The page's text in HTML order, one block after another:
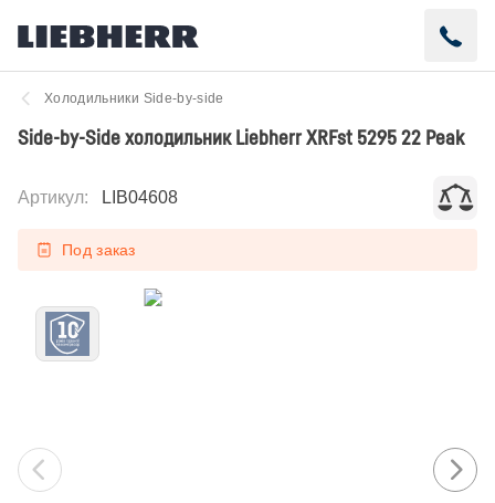
Холодильники Side-by-side
Side-by-Side холодильник Liebherr XRFst 5295 22 Peak
Артикул: LIB04608
Под заказ